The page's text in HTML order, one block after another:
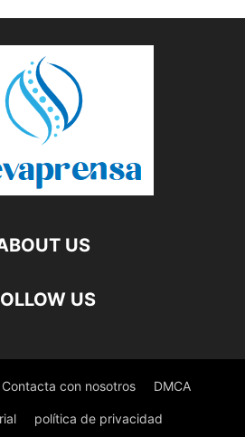
US
US
Contacta con nosotros DMCA
política de privacidad